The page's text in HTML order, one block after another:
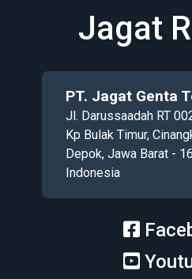
Jagat
PT. Jagat Genta
Jl. Darussaadah RT
Kp Bulak Timur,
Depok, Jawa Barat -
Indonesia